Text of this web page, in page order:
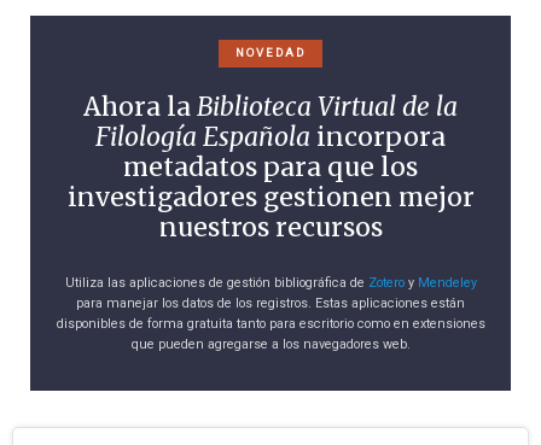
NOVEDAD
Ahora laBiblioteca Virtual de la
Filología Española incorpora
metadatos para que los
investigadores gestionen mejor
nuestros recursos
Utiliza las aplicaciones de gestión bibliográfica de Zoteroy Mendeley
para manejar los datos de los registros. Estas aplicaciones están
disponibles de forma gratuita tanto para escritorio como en extensiones
que pueden agregarse a los navegadores web.